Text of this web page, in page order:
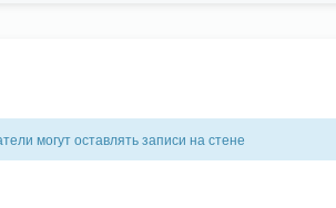
могут оставлять записи на стене